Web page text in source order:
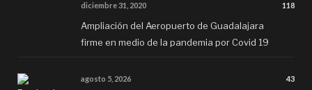
diciembre 31, 2020 118
Ampliación del Aeropuerto de Guadalajara
firme en medio de la pandemia por Covid 19
agosto 5, 2026 43